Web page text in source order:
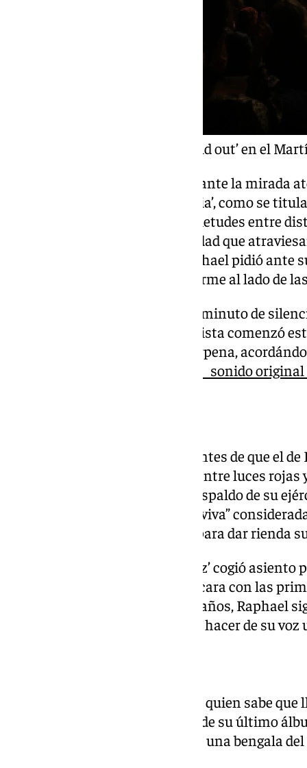
Raphael se hace con un ‘sold out’ en el
Sobre el escenario que presidía ante la mirada
encuentro, se podía leer ‘Victoria’, como se
artista capaz de despertar inquietudes entre
par de canciones, la cruda realidad que
país no quedó de lado, pues Raphael pidió
de silencio: “Quisiera posicionarme al lado de
Emotivo minuto de
víctimas de la DANA. El artista comenzó
en Málaga, en el Martín Carpena,
♬ sonido
Y llegaron los aplausos. Justo antes de que el
vez sí, con ‘Mi gran noche’, que entre luces
de sus himnos un coro con el respaldo de su
temas del artista, “una leyenda viva”
centró su atención el jienense para dar rienda
El artista bautizado como ‘la voz’ cogió
zapatos, todo ello, en un cara a cara con las
de las teclas del piano. A sus 81 años, Raphael
aplausos sin necesitar más que hacer de su
‘Victoria’ llegó finalmente como quien sabe
que contar. Así, el tema central de su último
malagueño Pablo López, hizo de una bengala